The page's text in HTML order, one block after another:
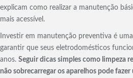
explicam como realizar a manutenção
mais acessível.
Investir em manutenção preventiva é
garantir que seus eletrodomésticos
anos. Seguir dicas simples como limpeza
não sobrecarregar os aparelhos pode